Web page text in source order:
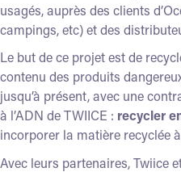
usagés, auprès des clients
campings, etc) et des
Le but de ce projet est de
contenu des produits
jusqu’à présent, avec une
à l’ADN de TWIICE : recycler
incorporer la matière recyclée
Avec leurs partenaires, Twiice